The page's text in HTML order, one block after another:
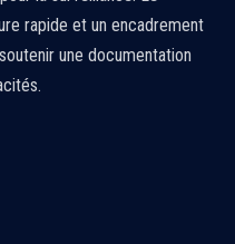
rapide et un encadrement
une documentation